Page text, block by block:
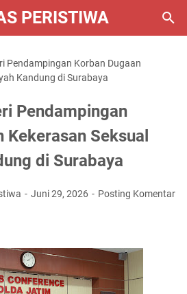
PERISTIWA
Pendampingan Korban Dugaan
Kandung di Surabaya
Pendampingan
Kekerasan Seksual
di Surabaya
Juni 29, 2026 Posting Komentar